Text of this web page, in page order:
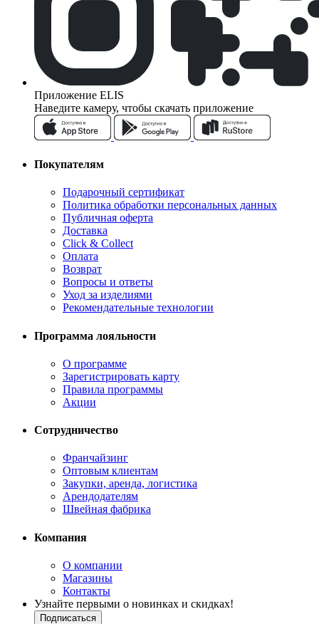
Приложение ELIS
Наведите камеру, чтобы скачать приложение
Покупателям
Подарочный сертификат
Политика обработки персональных данных
Публичная оферта
Доставка
Click & Collect
Оплата
Возврат
Вопросы и ответы
Уход за изделиями
Рекомендательные технологии
Программа лояльности
О программе
Зарегистрировать карту
Правила программы
Акции
Сотрудничество
Франчайзинг
Оптовым клиентам
Закупки, аренда, логистика
Арендодателям
Швейная фабрика
Компания
О компании
Магазины
Контакты
Узнайте первыми о новинках и скидках!
Подписаться